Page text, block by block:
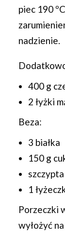
piec 190
nadzienie.
400 g
2 łyżki
Beza:
3 białka
150 g
1
Porzeczki
wyłożyć